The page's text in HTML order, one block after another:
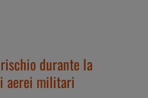
durante la
aerei militari